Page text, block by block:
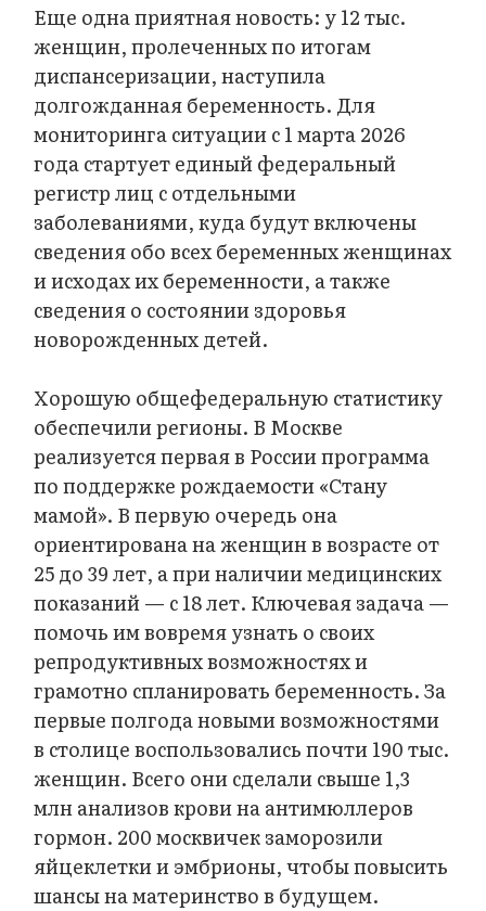
Еще одна приятная новость: у 12 тыс.
женщин, пролеченных по итогам
диспансеризации, наступила
долгожданная беременность. Для
мониторинга ситуации с 1 марта 2026
года стартует единый федеральный
регистр лиц с отдельными
заболеваниями, куда будут включены
сведения обо всех беременных женщинах
и исходах их беременности, а также
сведения о состоянии здоровья
новорожденных детей.
Хорошую общефедеральную статистику
обеспечили регионы. В Москве
реализуется первая в России программа
по поддержке рождаемости «‎Стану
мамой». В первую очередь она
ориентирована на женщин в возрасте от
25 до 39 лет, а при наличии медицинских
показаний — с 18 лет. Ключевая задача —
помочь им вовремя узнать о своих
репродуктивных возможностях и
грамотно спланировать беременность. За
первые полгода новыми возможностями
в столице воспользовались почти 190 тыс.
женщин. Всего они сделали свыше 1,3
млн анализов крови на антимюллеров
гормон. 200 москвичек ‎заморозили
яйцеклетки и эмбрионы, чтобы повысить
шансы на материнство в будущем.